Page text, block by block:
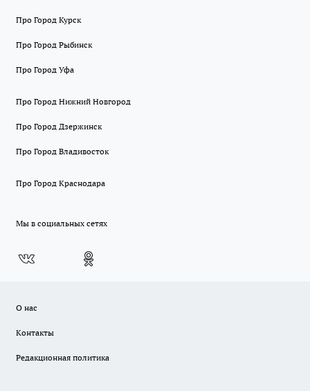
Про Город Курск
Про Город Рыбинск
Про Город Уфа
Про Город Нижний Новгород
Про Город Дзержинск
Про Город Владивосток
Про Город Краснодара
Мы в социальных сетях
О нас
Контакты
Редакционная политика